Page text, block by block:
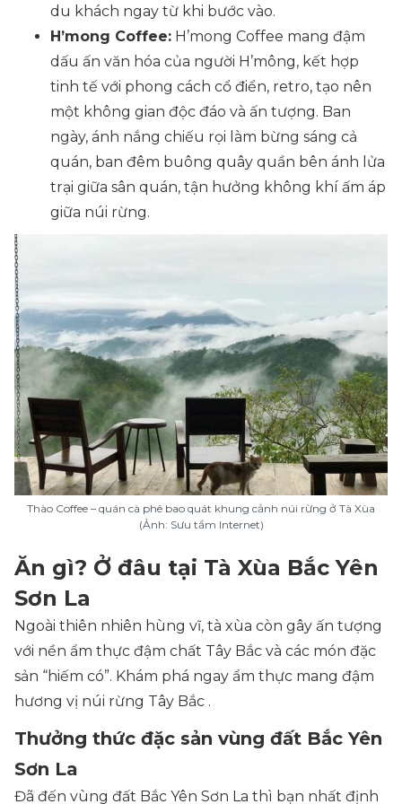
du khách ngay từ khi bước vào.
H’mong Coffee: H’mong Coffee mang đậm
dấu ấn văn hóa của người H’mông, kết hợp
tinh tế với phong cách cổ điển, retro, tạo nên
một không gian độc đáo và ấn tượng. Ban
ngày, ánh nắng chiếu rọi làm bừng sáng cả
quán, ban đêm buông quây quần bên ánh lửa
trại giữa sân quán, tận hưởng không khí ấm áp
giữa núi rừng.
Thào Coffee – quán cà phê bao quát khung cảnh núi rừng ở Tà Xùa
(Ảnh: Sưu tầm Internet)
Ăn gì? Ở đâu tại Tà Xùa Bắc Yên
Sơn La
Ngoài thiên nhiên hùng vĩ, tà xùa còn gây ấn tượng
với nền ẩm thực đậm chất Tây Bắc và các món đặc
sản “hiếm có”. Khám phá ngay ẩm thực mang đậm
hương vị núi rừng Tây Bắc .
Thưởng thức đặc sản vùng đất Bắc Yên
Sơn La
Đã đến vùng đất Bắc Yên Sơn La thì bạn nhất định